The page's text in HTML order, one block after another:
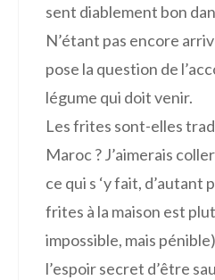
sent diablement bon
N’étant pas encore
pose la question de
légume qui doit venir.
Les frites sont-elles
Maroc ? J’aimerais
ce qui s ‘y fait, d’autant
frites à la maison est
impossible, mais
l’espoir secret d’être